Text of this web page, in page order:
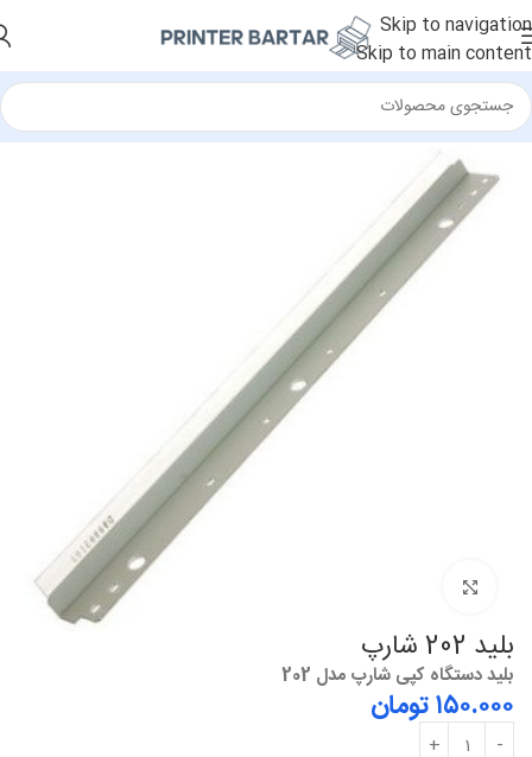
Skip to navigation
Skip to main content
خانه/قطعات جانبی/بلید
بلید 202 شارپ
بلید دستگاه کپی شارپ مدل 202
۱۵۰.۰۰۰تومان